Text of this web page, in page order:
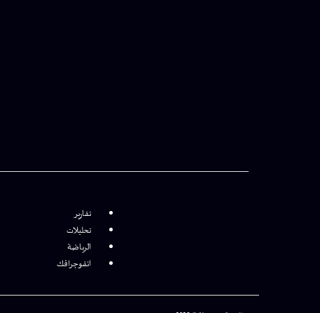
تقارير
تحليلات
الرياضة
انفوجرافك